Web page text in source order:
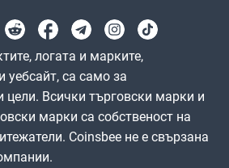
логата и марките,
уебсайт, са само за
цели. Всички търговски марки и
марки са собственост на
Coinsbee не е свързана